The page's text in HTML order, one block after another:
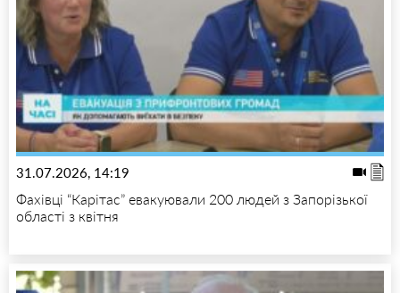
31.07.2026, 14:19
Фахівці “Карітас” евакуювали 200 людей з Запорізької
області з квітня